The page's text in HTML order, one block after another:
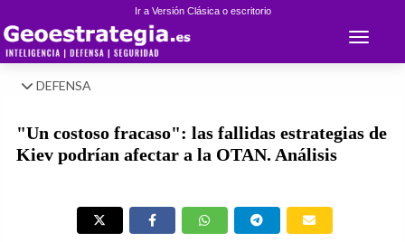
Ir a Versión Clásica o escritorio
Toggle
DEFENSA
"Un costoso fracaso": las fallidas estrategias de
Kiev podrían afectar a la OTAN. Análisis